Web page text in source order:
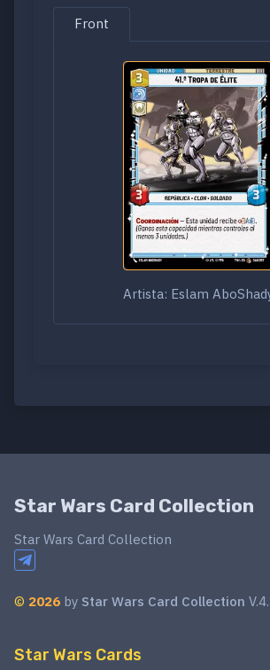
Front
Artista: Eslam
Star Wars Card Collection
Star Wars Card Collection
© 2026 by Star Wars Card Collection
Star Wars Cards